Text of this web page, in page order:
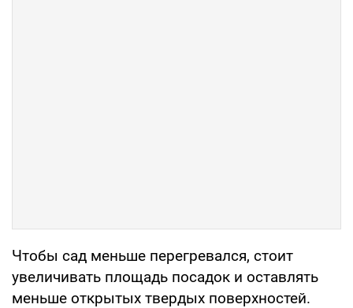
Чтобы сад меньше перегревался, стоит
увеличивать площадь посадок и оставлять
меньше открытых твердых поверхностей.